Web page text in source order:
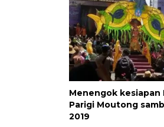
Menengok kesiapan
Parigi Moutong
2019